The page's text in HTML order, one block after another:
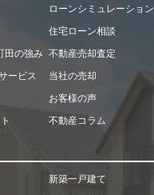
田の強み
ービス
ローンシミュレーション
住宅ローン相談
不動産売却査定
当社の売却
お客様の声
不動産コラム
新築一戸建て